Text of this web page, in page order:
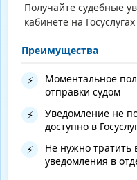
Получайте судебные
кабинете на Госуслугах
Преимущества
⚡
Моментальное
отправки судом
⚡
Уведомление не
доступно в
⚡
Не нужно тратить
уведомления в